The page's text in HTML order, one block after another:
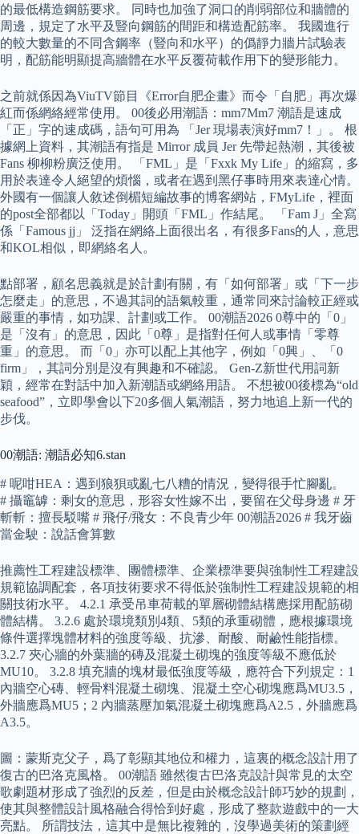
的最低構造鋼筋要求。 同時也加強了洞口的削弱部位和牆體的
周邊，規定了水平及豎向鋼筋的間距和構造配筋率。 我國進行
的較大數量的不同含鋼率（豎向和水平）的僞靜力牆片試驗表
明，配筋能明顯提高牆體在水平反覆荷載作用下的變形能力。
之前就係因為ViuTV節目《Error自肥企畫》而令「自肥」再次爆
紅而係網絡經常使用。 00後必用潮語：mm7Mm7 潮語是速成
「正」字的速成碼，語句可用為 「Jer 現場表演好mm7！」。 根
據網上資料，其潮語有指是 Mirror 成員 Jer 先帶起熱潮，其後被
Fans 柳柳粉廣泛使用。 「FML」是「Fxxk My Life」的縮寫，多
用於表達令人絕望的煩惱，或者在遇到黑仔事時用來表達心情。
外國有一個讓人敘述倒楣短編故事的博客網站，FMyLife，裡面
的post全部都以「Today」開頭「FML」作結尾。 「Fam J」全寫
係「Famous jj」 泛指在網絡上面很出名，有很多Fans的人，意思
和KOL相似，即網絡名人。
點部署，顧名思義就是於計劃有關，有「如何部署」或「下一步
怎麼走」的意思，不過其詞的語氣較重，通常同來討論較正經或
嚴重的事情，如功課、計劃或工作。 00潮語2026 0尊中的「0」
是「沒有」的意思，因此「0尊」是指對任何人或事情「零尊
重」的意思。 而「0」亦可以配上其他字，例如「0興」、「0
firm」，其詞分別是沒有興趣和不確認。 Gen-Z新世代用詞新
穎，經常在對話中加入新潮語或網絡用語。 不想被00後標為“old
seafood”，立即學會以下20多個人氣潮語，努力地追上新一代的
步伐。
00潮語: 潮語必知6.stan
# 呢咁HEA：遇到狼狽或亂七八糟的情況，變得很手忙腳亂。
# 攝竈罅：剩女的意思，形容女性嫁不出，要留在父母身邊 # 牙
斬斬：擅長駁嘴 # 飛仔/飛女：不良青少年 00潮語2026 # 我牙齒
當金駛：說話會算數
推薦性工程建設標準、團體標準、企業標準要與強制性工程建設
規範協調配套，各項技術要求不得低於強制性工程建設規範的相
關技術水平。 4.2.1 承受吊車荷載的單層砌體結構應採用配筋砌
體結構。 3.2.6 處於環境類別4類、5類的承重砌體，應根據環境
條件選擇塊體材料的強度等級、抗滲、耐酸、耐鹼性能指標。
3.2.7 夾心牆的外葉牆的磚及混凝土砌塊的強度等級不應低於
MU10。 3.2.8 填充牆的塊材最低強度等級，應符合下列規定：1
內牆空心磚、輕骨料混凝土砌塊、混凝土空心砌塊應爲MU3.5，
外牆應爲MU5；2 內牆蒸壓加氣混凝土砌塊應爲A2.5，外牆應爲
A3.5。
圖：蒙斯克父子，爲了彰顯其地位和權力，這裏的概念設計用了
復古的巴洛克風格。 00潮語 雖然復古巴洛克設計與常見的太空
歌劇題材形成了強烈的反差，但是由於概念設計師巧妙的規劃，
使其與整體設計風格融合得恰到好處，形成了整款遊戲中的一大
亮點。 所謂技法，這其中是無比複雜的，沒學過美術的策劃經